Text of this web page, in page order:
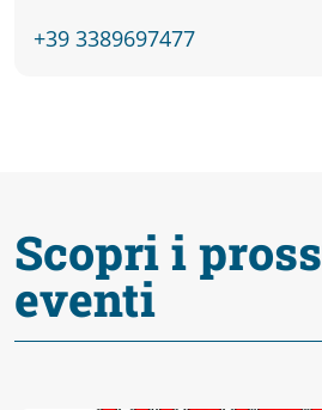
da
storici
+39 3389697477
Scopri i
eventi